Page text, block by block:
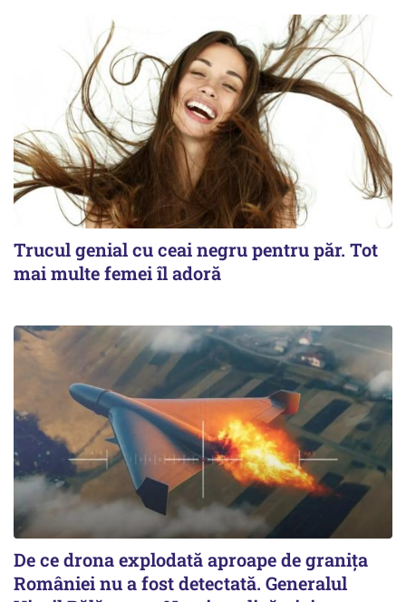
Trucul genial cu ceai negru pentru păr. Tot
mai multe femei îl adoră
De ce drona explodată aproape de granița
României nu a fost detectată. Generalul